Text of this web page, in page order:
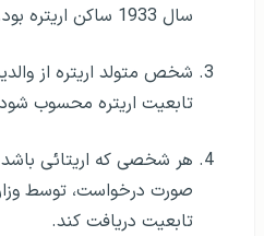
سال 1933 ساکن اریتره بود.
شخص متولد اریتره از
تابعیت اریتره محسوب
هر شخصی که اریتائی باشد
صورت درخواست، توسط
تابعیت دریافت کند.